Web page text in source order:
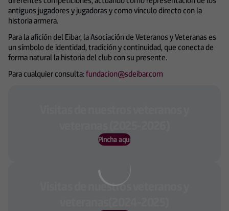
antiguos jugadores y jugadoras y como vínculo directo con la
historia armera.
Para la afición del Eibar, la Asociación de Veteranos y Veteranas es
un símbolo de identidad, tradición y continuidad, que conecta de
forma natural la historia del club con su presente.
Para cualquier consulta:fundacion@sdeibar.com
Pincha aqui
Visitas de nuestros veteranos y